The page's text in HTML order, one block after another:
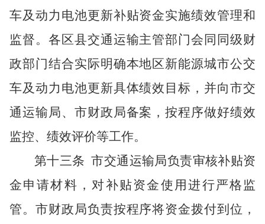
车及动力电池更新补贴资金实施绩效管理和
监督。各区县交通运输主管部门会同同级财
政部门结合实际明确本地区新能源城市公交
车及动力电池更新具体绩效目标，并向市交
通运输局、市财政局备案，按程序做好绩效
监控、绩效评价等工作。
第十三条 市交通运输局负责审核补贴资
金申请材料，对补贴资金使用进行严格监
管。市财政局负责按程序将资金拨付到位，